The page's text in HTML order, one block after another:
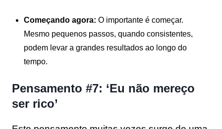
Começando agora: O importante é começar.
Mesmo pequenos passos, quando consistentes,
podem levar a grandes resultados ao longo do
tempo.
Pensamento #7: ‘Eu não mereço
ser rico’